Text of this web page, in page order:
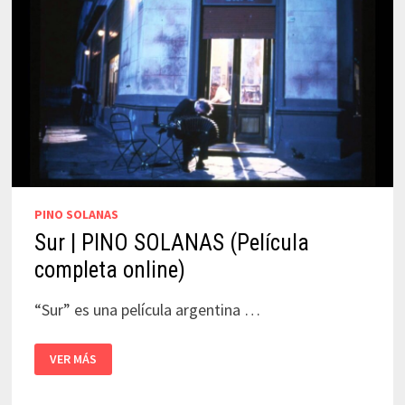
PINO SOLANAS
Sur | PINO SOLANAS (Película
completa online)
“Sur” es una película argentina …
SUR
|
PINO
VER MÁS